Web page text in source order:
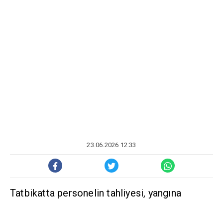
23.06.2026 12:33
Tatbikatta personelin tahliyesi, yangına